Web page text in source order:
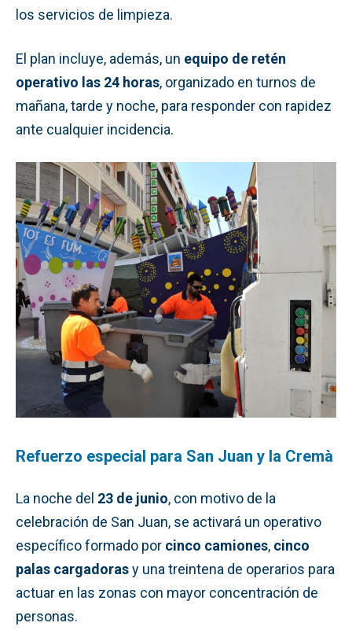
los servicios de limpieza.
El plan incluye, además, un equipo de retén
operativo las 24 horas, organizado en turnos de
mañana, tarde y noche, para responder con rapidez
ante cualquier incidencia.
Refuerzo especial para San Juan y la Cremà
La noche del 23 de junio, con motivo de la
celebración de San Juan, se activará un operativo
específico formado por cinco camiones, cinco
palas cargadorasy una treintena de operarios para
actuar en las zonas con mayor concentración de
personas.